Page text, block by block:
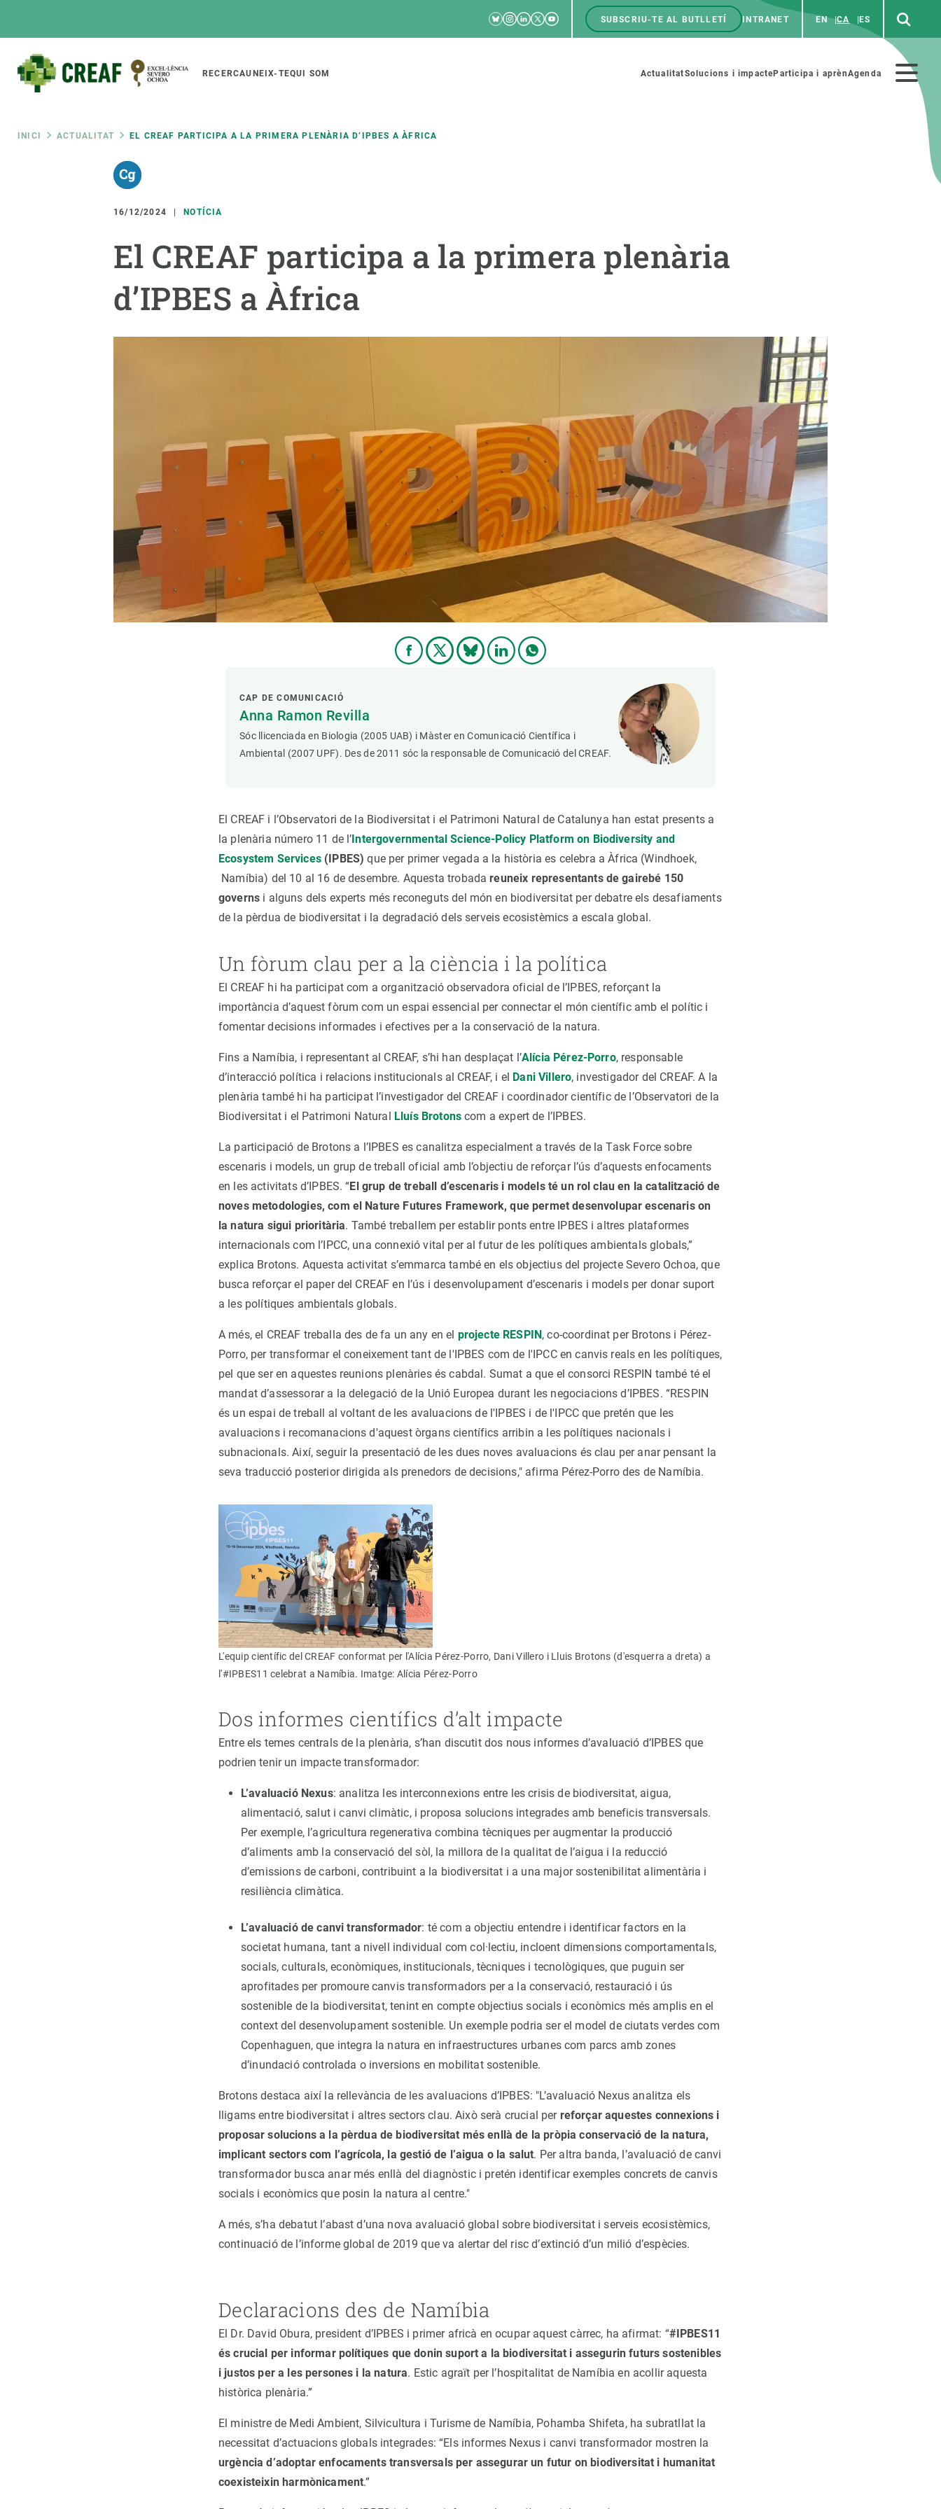
RRSS
Bluesky
Instagram
Linkedin
TwitterYoutube
Menú
SUBSCRIU-TE AL BUTLLETÍ INTRANET EN CA ES
Main
navigation
RECERCAUNEIX-TEQUI SOM
Menú
ActualitatSolucions i impacteParticipa i aprènAgenda
Fil
d'ariadna
INICI ACTUALITAT EL CREAF PARTICIPA A LA PRIMERA PLENÀRIA D’IPBES A ÀFRICA
16/12/2024 NOTÍCIA
El CREAF participa a la primera plenària
d’IPBES a Àfrica
CAP DE COMUNICACIÓ
Anna Ramon Revilla
Sóc llicenciada en Biologia (2005 UAB) i Màster en Comunicació Científica i
Ambiental (2007 UPF). Des de 2011 sóc la responsable de Comunicació del CREAF.
El CREAF i l’Observatori de la Biodiversitat i el Patrimoni Natural de Catalunya han estat presents a
la plenària número 11 de l’Intergovernmental Science-Policy Platform on Biodiversity and
Ecosystem Services(IPBES)que per primer vegada a la història es celebra a Àfrica (Windhoek,
Namíbia) del 10 al 16 de desembre. Aquesta trobadareuneix representants de gairebé 150
governs i alguns dels experts més reconeguts del món en biodiversitat per debatre els desafiaments
de la pèrdua de biodiversitat i la degradació dels serveis ecosistèmics a escala global.
Un fòrum clau per a la ciència i la política
El CREAF hi ha participat com a organització observadora oficial de l’IPBES, reforçant la
importància d’aquest fòrum com un espai essencial per connectar el món científic amb el polític i
fomentar decisions informades i efectives per a la conservació de la natura.
Fins a Namíbia, i representant al CREAF, s’hi han desplaçat l’Alícia Pérez-Porro, responsable
d’interacció política i relacions institucionals al CREAF, i el Dani Villero, investigador del CREAF. A la
plenària també hi ha participat l’investigador del CREAF i coordinador científic de l’Observatori de la
Biodiversitat i el Patrimoni Natural Lluís Brotons com a expert de l’IPBES.
La participació de Brotons a l’IPBES es canalitza especialment a través de la Task Force sobre
escenaris i models, un grup de treball oficial amb l’objectiu de reforçar l’ús d’aquests enfocaments
en les activitats d’IPBES. “El grup de treball d’escenaris i models té un rol clau en la catalització de
noves metodologies, com el Nature Futures Framework, que permet desenvolupar escenaris on
la natura sigui prioritària. També treballem per establir ponts entre IPBES i altres plataformes
internacionals com l’IPCC, una connexió vital per al futur de les polítiques ambientals globals,”
explica Brotons. Aquesta activitat s’emmarca també en els objectius del projecte Severo Ochoa, que
busca reforçar el paper del CREAF en l’ús i desenvolupament d’escenaris i models per donar suport
a les polítiques ambientals globals.
A més, el CREAF treballa des de fa un any en el projecte RESPIN, co-coordinat per Brotons i Pérez-
Porro, per transformar el coneixement tant de l'IPBES com de l'IPCC en canvis reals en les polítiques,
pel que ser en aquestes reunions plenàries és cabdal. Sumat a que el consorci RESPIN també té el
mandat d’assessorar a la delegació de la Unió Europea durant les negociacions d’IPBES. “RESPIN
és un espai de treball al voltant de les avaluacions de l'IPBES i de l'IPCC que pretén que les
avaluacions i recomanacions d'aquest òrgans científics arribin a les polítiques nacionals i
subnacionals. Així, seguir la presentació de les dues noves avaluacions és clau per anar pensant la
seva traducció posterior dirigida als prenedors de decisions," afirma Pérez-Porro des de Namíbia.
L'equip científic del CREAF conformat per l'Alícia Pérez-Porro, Dani Villero i Lluis Brotons (d'esquerra a dreta) a
l'#IPBES11 celebrat a Namíbia. Imatge: Alícia Pérez-Porro
Dos informes científics d’alt impacte
Entre els temes centrals de la plenària, s’han discutit dos nous informes d’avaluació d’IPBES que
podrien tenir un impacte transformador:
L’avaluació Nexus: analitza les interconnexions entre les crisis de biodiversitat, aigua,
alimentació, salut i canvi climàtic, i proposa solucions integrades amb beneficis transversals.
Per exemple, l’agricultura regenerativa combina tècniques per augmentar la producció
d’aliments amb la conservació del sòl, la millora de la qualitat de l’aigua i la reducció
d’emissions de carboni, contribuint a la biodiversitat i a una major sostenibilitat alimentària i
resiliència climàtica.
L’avaluació de canvi transformador: té com a objectiu entendre i identificar factors en la
societat humana, tant a nivell individual com col·lectiu, incloent dimensions comportamentals,
socials, culturals, econòmiques, institucionals, tècniques i tecnològiques, que puguin ser
aprofitades per promoure canvis transformadors per a la conservació, restauració i ús
sostenible de la biodiversitat, tenint en compte objectius socials i econòmics més amplis en el
context del desenvolupament sostenible. Un exemple podria ser el model de ciutats verdes com
Copenhaguen, que integra la natura en infraestructures urbanes com parcs amb zones
d’inundació controlada o inversions en mobilitat sostenible.
Brotons destaca així la rellevància de les avaluacions d’IPBES: "L’avaluació Nexus analitza els
lligams entre biodiversitat i altres sectors clau. Això serà crucial perreforçar aquestes connexions i
proposar solucions a la pèrdua de biodiversitat més enllà de la pròpia conservació de la natura,
implicant sectors com l’agrícola, la gestió de l’aigua o la salut. Per altra banda, l’avaluació de canvi
transformador busca anar més enllà del diagnòstic i pretén identificar exemples concrets de canvis
socials i econòmics que posin la natura al centre."
A més, s’ha debatut l’abast d’una nova avaluació global sobre biodiversitat i serveis ecosistèmics,
continuació de l’informe global de 2019 que va alertar del risc d’extinció d’un milió d’espècies.
Declaracions des de Namíbia
El Dr. David Obura, president d’IPBES i primer africà en ocupar aquest càrrec, ha afirmat: “#IPBES11
és crucial per informar polítiques que donin suport a la biodiversitat i assegurin futurs sostenibles
i justos per a les persones i la natura. Estic agraït per l’hospitalitat de Namíbia en acollir aquesta
històrica plenària.”
El ministre de Medi Ambient, Silvicultura i Turisme de Namíbia, Pohamba Shifeta, ha subratllat la
necessitat d’actuacions globals integrades: “Els informes Nexus i canvi transformador mostren la
urgència d’adoptar enfocaments transversals per assegurar un futur on biodiversitat i humanitat
coexisteixin harmònicament.”
Featured
responsive
Responsive
menu
SOBRE NOSALTRES
Organització institucional
Infraestructures
Biodiversitat
Canvi global
Funcionament dels ecosistemes
Temes transversals
Solucions Oportunitats acadèmiques
Demana la teva MSCA-PF
Vine de visitant o sabàtic
Seminaris i activitats internes
T’oferim formació
Fes ciència amb nosaltres
Canvi global
Funcionament dels ecosistemes
Observació de la terra